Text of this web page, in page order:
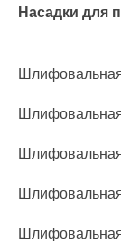
Насадки для